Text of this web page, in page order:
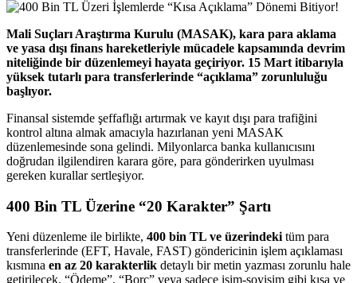
Mali Suçları Araştırma Kurulu (MASAK), kara para aklama
ve yasa dışı finans hareketleriyle mücadele kapsamında devrim
niteliğinde bir düzenlemeyi hayata geçiriyor. 15 Mart itibarıyla
yüksek tutarlı para transferlerinde “açıklama” zorunluluğu
başlıyor.
Finansal sistemde şeffaflığı artırmak ve kayıt dışı para trafiğini
kontrol altına almak amacıyla hazırlanan yeni MASAK
düzenlemesinde sona gelindi. Milyonlarca banka kullanıcısını
doğrudan ilgilendiren karara göre, para gönderirken uyulması
gereken kurallar sertleşiyor.
400 Bin TL Üzerine “20 Karakter” Şartı
Yeni düzenleme ile birlikte, 400 bin TL ve üzerindeki tüm para
transferlerinde (EFT, Havale, FAST) göndericinin işlem açıklaması
kısmına en az 20 karakterlik detaylı bir metin yazması zorunlu hale
getirilecek. “Ödeme”, “Borç” veya sadece isim-soyisim gibi kısa ve